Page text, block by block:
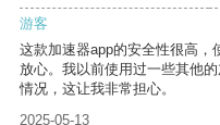
游客
这款加速器app的安全性很高，
放心。我以前使用过一些其他
情况，这让我非常担心。
2025-05-13